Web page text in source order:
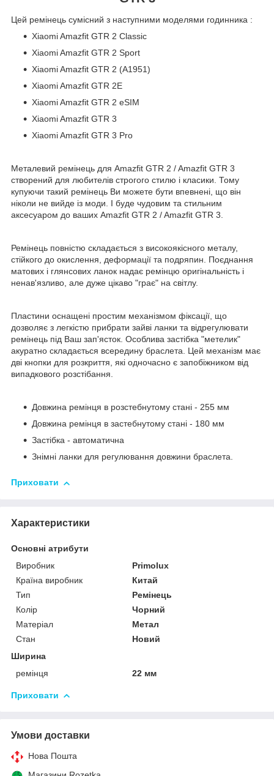
Цей ремінець сумісний з наступними моделями годинника :
Xiaomi Amazfit GTR 2 Classic
Xiaomi Amazfit GTR 2 Sport
Xiaomi Amazfit GTR 2 (A1951)
Xiaomi Amazfit GTR 2E
Xiaomi Amazfit GTR 2 eSIM
Xiaomi Amazfit GTR 3
Xiaomi Amazfit GTR 3 Pro
Металевий ремінець для Amazfit GTR 2 / Amazfit GTR 3
створений для любителів строгого стилю і класики. Тому
купуючи такий ремінець Ви можете бути впевнені, що він
ніколи не вийде із моди. І буде чудовим та стильним
аксесуаром до ваших Amazfit GTR 2 / Amazfit GTR 3.
Ремінець повністю складається з високоякісного металу,
стійкого до окислення, деформації та подряпин. Поєднання
матових і глянсових ланок надає ремінцю оригінальність і
ненав'язливо, але дуже цікаво "грає" на світлу.
Пластини оснащені простим механізмом фіксації, що
дозволяє з легкістю прибрати зайві ланки та відрегулювати
ремінець під Ваш зап'ясток. Особлива застібка "метелик"
акуратно складається всередину браслета. Цей механізм має
дві кнопки для розкриття, які одночасно є запобіжником від
випадкового розстібання.
Довжина ремінця в розстебнутому стані - 255 мм
Довжина ремінця в застебнутому стані - 180 мм
Застібка - автоматична
Знімні ланки для регулювання довжини браслета.
Приховати
Характеристики
Основні атрибути
Виробник
Primolux
Країна виробник
Китай
Тип
Ремінець
Колір
Чорний
Матеріал
Метал
Стан
Новий
Ширина
ремінця
22 мм
Приховати
Умови доставки
Нова Пошта